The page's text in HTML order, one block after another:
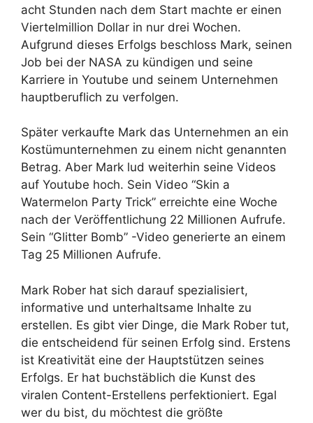
acht Stunden nach dem Start machte er einen
Viertelmillion Dollar in nur drei Wochen.
Aufgrund dieses Erfolgs beschloss Mark, seinen
Job bei der NASA zu kündigen und seine
Karriere in Youtube und seinem Unternehmen
hauptberuflich zu verfolgen.
Später verkaufte Mark das Unternehmen an ein
Kostümunternehmen zu einem nicht genannten
Betrag. Aber Mark lud weiterhin seine Videos
auf Youtube hoch. Sein Video “Skin a
Watermelon Party Trick” erreichte eine Woche
nach der Veröffentlichung 22 Millionen Aufrufe.
Sein “Glitter Bomb” -Video generierte an einem
Tag 25 Millionen Aufrufe.
Mark Rober hat sich darauf spezialisiert,
informative und unterhaltsame Inhalte zu
erstellen. Es gibt vier Dinge, die Mark Rober tut,
die entscheidend für seinen Erfolg sind. Erstens
ist Kreativität eine der Hauptstützen seines
Erfolgs. Er hat buchstäblich die Kunst des
viralen Content-Erstellens perfektioniert. Egal
wer du bist, du möchtest die größte